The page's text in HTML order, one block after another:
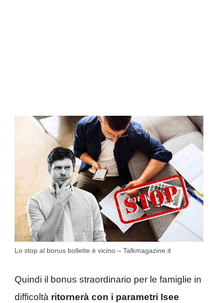
Lo stop al bonus bollette è vicino – Talkmagazine.it
Quindi il bonus straordinario per le famiglie in
difficoltà ritornerà con i parametri Isee